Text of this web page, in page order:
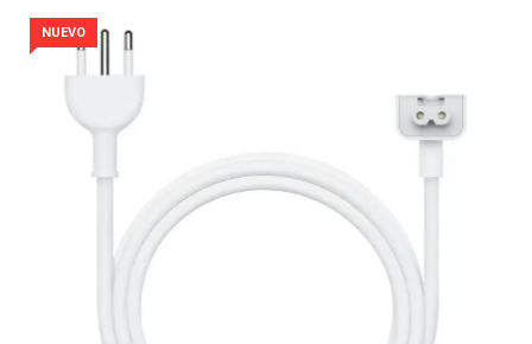
NUEVO